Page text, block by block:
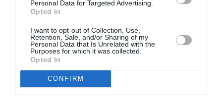
Personal Data for Targeted Advertising.
Opted In
I want to opt-out of Collection, Use,
Retention, Sale, and/or Sharing of my
Personal Data that Is Unrelated with the
Purposes for which it was collected.
Opted In
CONFIRM
παντελώς μάταιο και άρα ένας φαύλος κύκλος
εσωστρέφειας και αυτοκαταστροφής; Μπορούμε
να πιστεύουμε σε θαύματα ή οφείλουμε να
πιστεύουμε μόνο στις δικές μας δυνάμεις;
Απόσπασμα από το βιβλίο
«{…} Όλη την ημέρα ο Οσόκιν κυκλοφορεί μέσα σε ένα είδος
ομίχλης, ακόμα υπό την επίδραση του ονείρου του. Θέλει να